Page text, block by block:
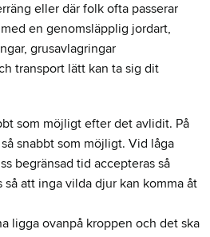
eller där folk ofta passerar
en genomsläpplig jordart,
grusavlagringar
transport lätt kan ta sig dit
som möjligt efter det avlidit. På
snabbt som möjligt. Vid låga
begränsad tid accepteras så
så att inga vilda djur kan komma åt
ligga ovanpå kroppen och det ska